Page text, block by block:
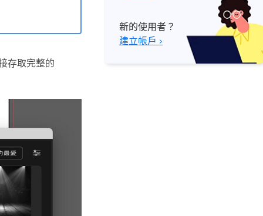
存取完整的
新的使用者？
建立帳戶 ›